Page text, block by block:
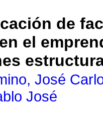
de
el
José
José